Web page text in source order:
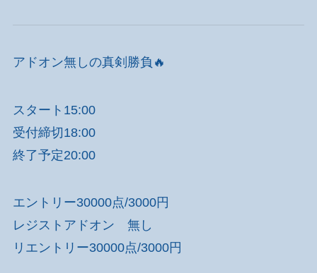
アドオン無しの真剣勝負🔥
スタート15:00
受付締切18:00
終了予定20:00
エントリー30000点/3000円
レジストアドオン 無し
リエントリー30000点/3000円